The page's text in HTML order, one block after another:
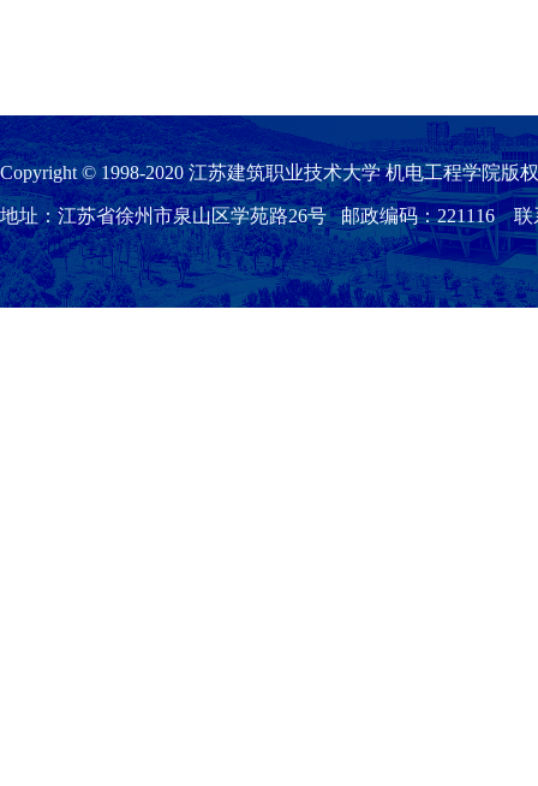
Copyright © 1998-2020 江苏建筑职业技术大学 机电工程学院版
地址：江苏省徐州市泉山区学苑路26号 邮政编码：221116 联